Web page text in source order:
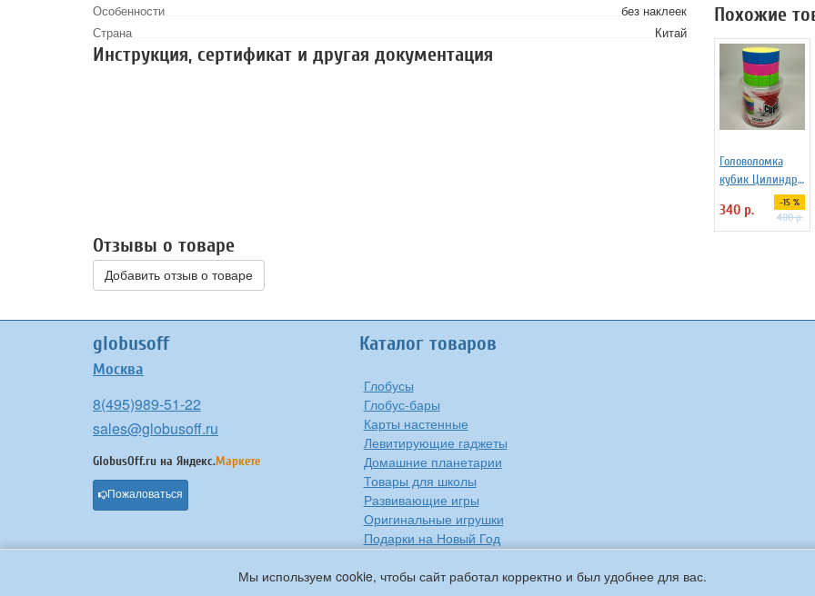
Мы используем cookie, чтобы сайт работал корректно и был удобнее для вас.
Особенности
без наклеек
Страна
Китай
Инструкция, сертификат и другая документация
INT13200290 d=32
см
Похожие
Головоломка
кубик Цилиндр
340 р. -15 %
400 р.
Отзывы о товаре
Добавить отзыв о товаре
globusoff
Москва
8(495)989-51-22
sales@globusoff.ru
GlobusOff.ru на Яндекс.Маркете
Пожаловаться
Каталог товаров
Глобусы
Глобус-бары
Карты настенные
Левитирующие гаджеты
Домашние планетарии
Товары для школы
Развивающие игры
Оригинальные игрушки
Подарки на Новый Год